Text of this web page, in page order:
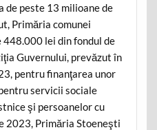
de peste 13 milioane de
Primăria comunei
lei din fondul de
Guvernului, prevăzut în
pentru finanţarea unor
servicii sociale
şi persoanelor cu
2023, Primăria Stoeneşti